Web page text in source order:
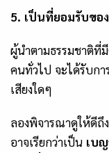
5. เป็นที่ยอมรับขอ
ผู้นำตามธรรมชาติ
คนทั่วไป จะได้รับกา
เสียงใดๆ
ลองพิจารณาดูให้ดีถึ
อาจเรียกว่าเป็น เบ